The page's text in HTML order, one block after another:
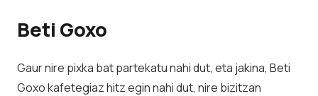
Beti Goxo
Gaur nire pixka bat partekatu nahi dut, eta jakina, Beti
Goxo kafetegiaz hitz egin nahi dut, nire bizitzan